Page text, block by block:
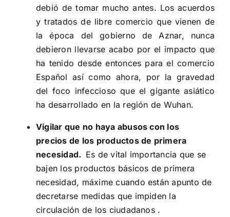
debió de tomar mucho antes. Los acuerdos
y tratados de libre comercio que vienen de
la época del gobierno de Aznar, nunca
debieron llevarse acabo por el impacto que
ha tenido desde entonces para el comercio
Español así como ahora, por la gravedad
del foco infeccioso que el gigante asiático
ha desarrollado en la región de Wuhan.
Vigilar que no haya abusos con los
precios de los productos de primera
necesidad. Es de vital importancia que se
bajen los productos básicos de primera
necesidad, máxime cuando están apunto de
decretarse medidas que impiden la
circulación de los ciudadanos .